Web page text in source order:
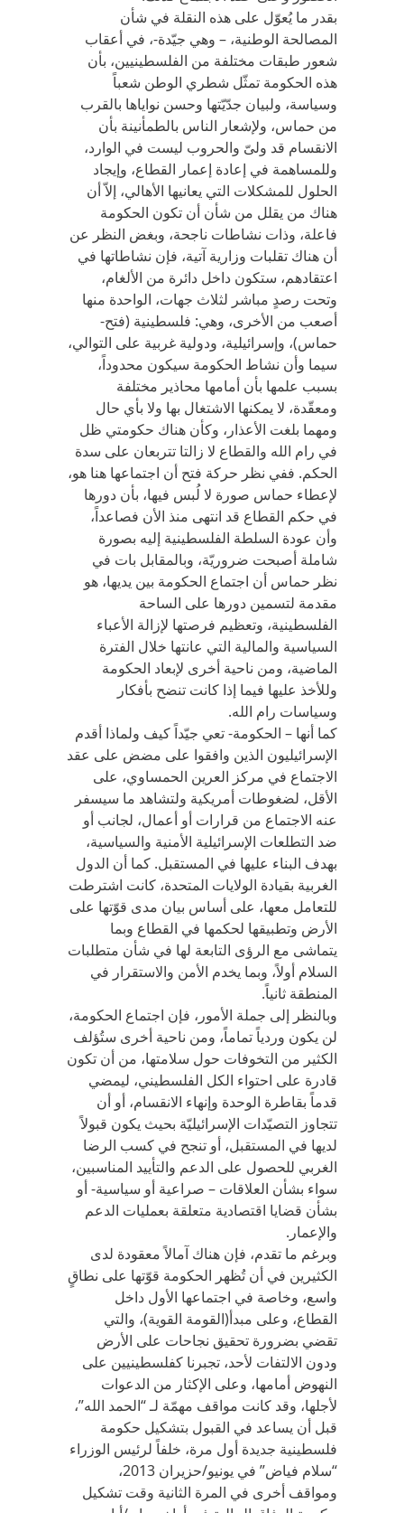
بقدر ما يُعوّل على هذه النقلة في شأن
المصالحة الوطنية، – وهي جيّدة-، في أعقاب
شعور طبقات مختلفة من الفلسطينيين، بأن
هذه الحكومة تمثّل شطري الوطن شعباً
وسياسة، ولبيان جدّيّتها وحسن نواياها بالقرب
من حماس، ولإشعار الناس بالطمأنينة بأن
الانقسام قد ولىّ والحروب ليست في الوارد،
وللمساهمة في إعادة إعمار القطاع، وإيجاد
الحلول للمشكلات التي يعانيها الأهالي، إلاّ أن
هناك من يقلل من شأن أن تكون الحكومة
فاعلة، وذات نشاطات ناجحة، وبغض النظر عن
أن هناك تقلبات وزارية آتية، فإن نشاطاتها في
اعتقادهم، ستكون داخل دائرة من الألغام،
وتحت رصدٍ مباشر لثلاث جهات، الواحدة منها
أصعب من الأخرى، وهي: فلسطينية (فتح-
حماس)، وإسرائيلية، ودولية غربية على التوالي،
سيما وأن نشاط الحكومة سيكون محدوداً،
بسبب علمها بأن أمامها محاذير مختلفة
ومعقّدة، لا يمكنها الاشتغال بها ولا بأي حال
ومهما بلغت الأعذار، وكأن هناك حكومتي ظل
في رام الله والقطاع لا زالتا تتربعان على سدة
الحكم. ففي نظر حركة فتح أن اجتماعها هنا هو،
لإعطاء حماس صورة لا لُبس فيها، بأن دورها
في حكم القطاع قد انتهى منذ الأن فصاعداً،
وأن عودة السلطة الفلسطينية إليه بصورة
شاملة أصبحت ضروريّة، وبالمقابل بات في
نظر حماس أن اجتماع الحكومة بين يديها، هو
مقدمة لتسمين دورها على الساحة
الفلسطينية، وتعظيم فرصتها لإزالة الأعباء
السياسية والمالية التي عانتها خلال الفترة
الماضية، ومن ناحية أخرى لإبعاد الحكومة
وللأخذ عليها فيما إذا كانت تنضح بأفكار
وسياسات رام الله.
كما أنها – الحكومة- تعي جيّداً كيف ولماذا أقدم
الإسرائيليون الذين وافقوا على مضض على عقد
الاجتماع في مركز العرين الحمساوي، على
الأقل، لضغوطات أمريكية ولتشاهد ما سيسفر
عنه الاجتماع من قرارات أو أعمال، لجانب أو
ضد التطلعات الإسرائيلية الأمنية والسياسية،
بهدف البناء عليها في المستقبل. كما أن الدول
الغربية بقيادة الولايات المتحدة، كانت اشترطت
للتعامل معها، على أساس بيان مدى قوّتها على
الأرض وتطبيقها لحكمها في القطاع وبما
يتماشى مع الرؤى التابعة لها في شأن متطلبات
السلام أولاً، وبما يخدم الأمن والاستقرار في
المنطقة ثانياً.
وبالنظر إلى جملة الأمور، فإن اجتماع الحكومة،
لن يكون وردياً تماماً، ومن ناحية أخرى ستُؤلف
الكثير من التخوفات حول سلامتها، من أن تكون
قادرة على احتواء الكل الفلسطيني، ليمضي
قدماً بقاطرة الوحدة وإنهاء الانقسام، أو أن
تتجاوز التصيّدات الإسرائيليّة بحيث يكون قبولاً
لديها في المستقبل، أو تنجح في كسب الرضا
الغربي للحصول على الدعم والتأييد المناسبين،
سواء بشأن العلاقات – صراعية أو سياسية- أو
بشأن قضايا اقتصادية متعلقة بعمليات الدعم
والإعمار.
وبرغم ما تقدم، فإن هناك آمالاً معقودة لدى
الكثيرين في أن تُظهر الحكومة قوّتها على نطاقٍ
واسع، وخاصة في اجتماعها الأول داخل
القطاع، وعلى مبدأ(القومة القوية)، والتي
تقضي بضرورة تحقيق نجاحات على الأرض
ودون الالتفات لأحد، تجبرنا كفلسطينيين على
النهوض أمامها، وعلى الإكثار من الدعوات
لأجلها، وقد كانت مواقف مهمّة لـ “الحمد الله”،
قبل أن يساعد في القبول بتشكيل حكومة
فلسطينية جديدة أول مرة، خلفاً لرئيس الوزراء
“سلام فياض” في يونيو/حزيران 2013،
ومواقف أخرى في المرة الثانية وقت تشكيل